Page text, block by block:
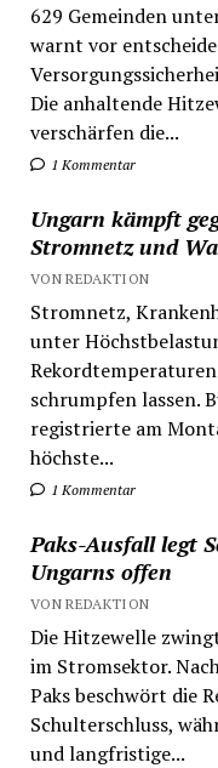
629 Gemeinden
warnt vor
Die anhaltende
verschärfen die...
1 Kommentar
Ungarn kämpft
Stromnetz und
VON REDAKTION
Stromnetz,
unter
schrumpfen lassen.
registrierte am
höchste...
1 Kommentar
Paks-Ausfall legt
Ungarns offen
VON REDAKTION
Die Hitzewelle
im Stromsektor.
Paks beschwört die
Schulterschluss,
und langfristige...